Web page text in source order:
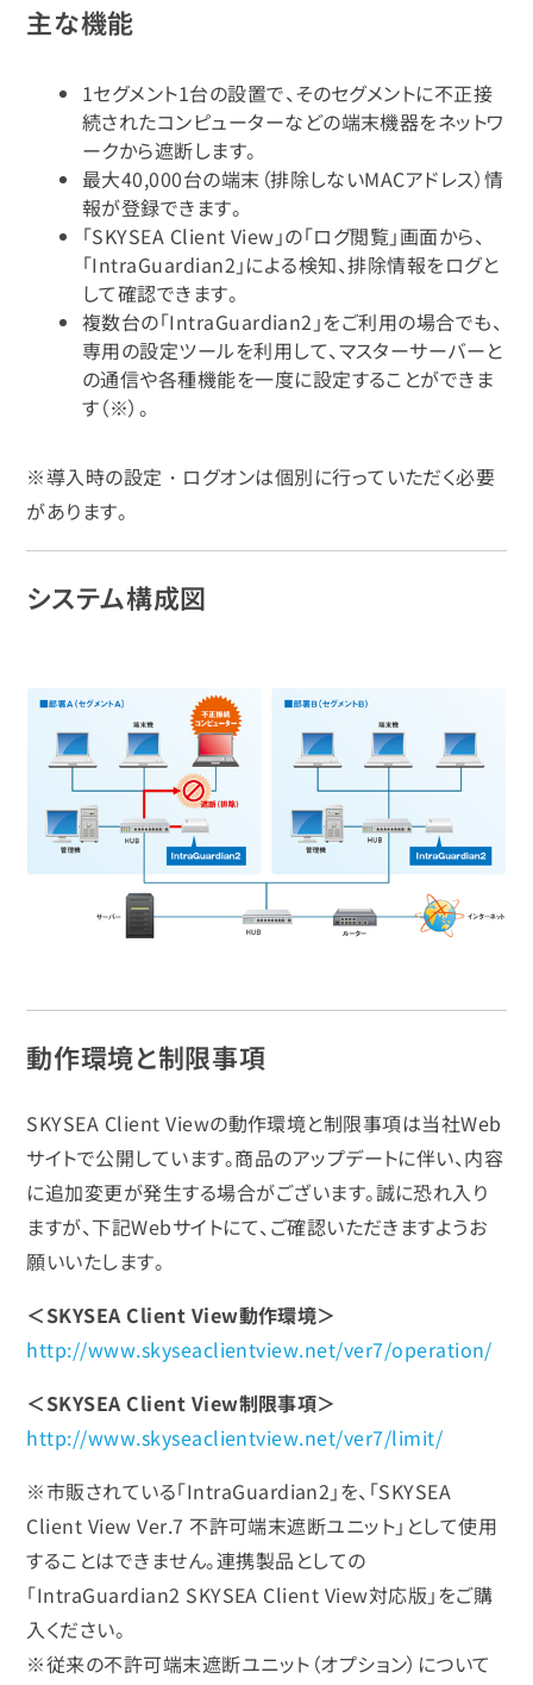
主な機能
1セグメント1台の設置で、そのセグメントに不正接
続されたコンピューターなどの端末機器をネットワ
ークから遮断します。
最大40,000台の端末（排除しないMACアドレス）情
報が登録できます。
「SKYSEA Client View」の「ログ閲覧」画面から、
「IntraGuardian2」による検知、排除情報をログと
して確認できます。
複数台の「IntraGuardian2」をご利用の場合でも、
専用の設定ツールを利用して、マスターサーバーと
の通信や各種機能を一度に設定することができま
す（※）。
※導入時の設定・ログオンは個別に行っていただく必要
があります。
システム構成図
動作環境と制限事項
SKYSEA Client Viewの動作環境と制限事項は当社Web
サイトで公開しています。商品のアップデートに伴い、内容
に追加変更が発生する場合がございます。誠に恐れ入り
ますが、下記Webサイトにて、ご確認いただきますようお
願いいたします。
＜SKYSEA Client View動作環境＞
http://www.skyseaclientview.net/ver7/operation/
＜SKYSEA Client View制限事項＞
http://www.skyseaclientview.net/ver7/limit/
※市販されている「IntraGuardian2」を、「SKYSEA
Client View Ver.7 不許可端末遮断ユニット」として使用
することはできません。連携製品としての
「IntraGuardian2 SKYSEA Client View対応版」をご購
入ください。
※従来の不許可端末遮断ユニット（オプション）について